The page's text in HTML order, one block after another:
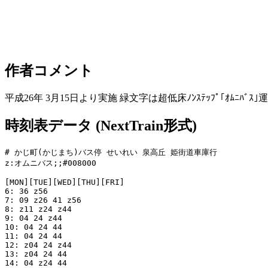
作者コメント
平成26年 3月15日より実施 緑文字は超低床ﾉﾝｽﾃｯﾌﾟ｢ｵﾑﾆﾊﾞｽ｣
時刻表データ (NextTrain形式)
# かじ町(かじまち)バス停 せいれい 泉高丘 姫街道車庫行
z:オムニバス;;#008000
[MON][TUE][WED][THU][FRI]
6: 36 z56
7: 09 z26 41 z56
8: z11 z24 z44
9: 04 24 z44
10: 04 24 44
11: 04 24 44
12: z04 24 z44
13: z04 24 44
14: 04 z24 44